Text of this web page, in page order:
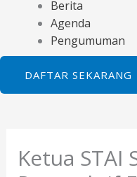
Berita
Agenda
Pengumuman
DAFTAR SEKARANG
Ketua STAI